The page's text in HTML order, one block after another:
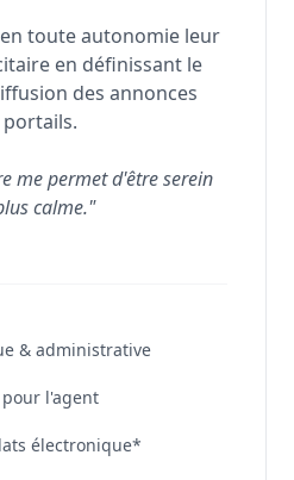
toute autonomie leur
en définissant le
des annonces
me permet d'être serein
calme."
& administrative
pour l'agent
électronique*